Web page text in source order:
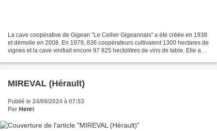
La cave coopérative de Gigean "Le Cellier Gigeannais" a été créée en 1938
et démolie en 2008. En 1979, 836 coopérateurs cultivaient 1300 hectares de
vignes et la cave vinifiait encore 97 825 hectolitres de vins de table. Elle a
MIREVAL (Hérault)
Publié le 24/09/2024 à 07:53
Par Henri